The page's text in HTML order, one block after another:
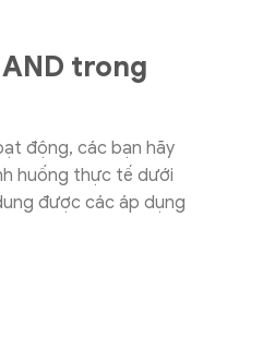
trong
động, các bạn hãy
huống thực tế dưới
được các áp dụng